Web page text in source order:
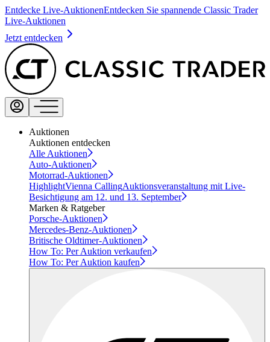
Entdecke Live-AuktionenEntdecken Sie spannende Classic Trader
Live-Auktionen
Jetzt entdecken
Auktionen
Auktionen entdecken
Alle Auktionen
Auto-Auktionen
Motorrad-Auktionen
HighlightVienna CallingAuktionsveranstaltung mit Live-
Besichtigung am 12. und 13. September
Marken & Ratgeber
Porsche-Auktionen
Mercedes-Benz-Auktionen
Britische Oldtimer-Auktionen
How To: Per Auktion verkaufen
How To: Per Auktion kaufen